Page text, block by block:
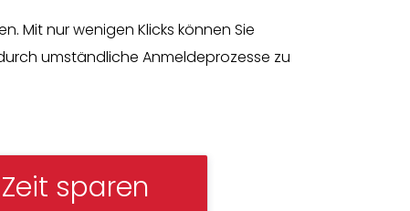
Mit nur wenigen Klicks können Sie
umständliche Anmeldeprozesse zu
sparen